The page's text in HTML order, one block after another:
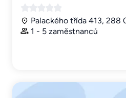
Palackého třída 413, 288
1 - 5 zaměstnanců